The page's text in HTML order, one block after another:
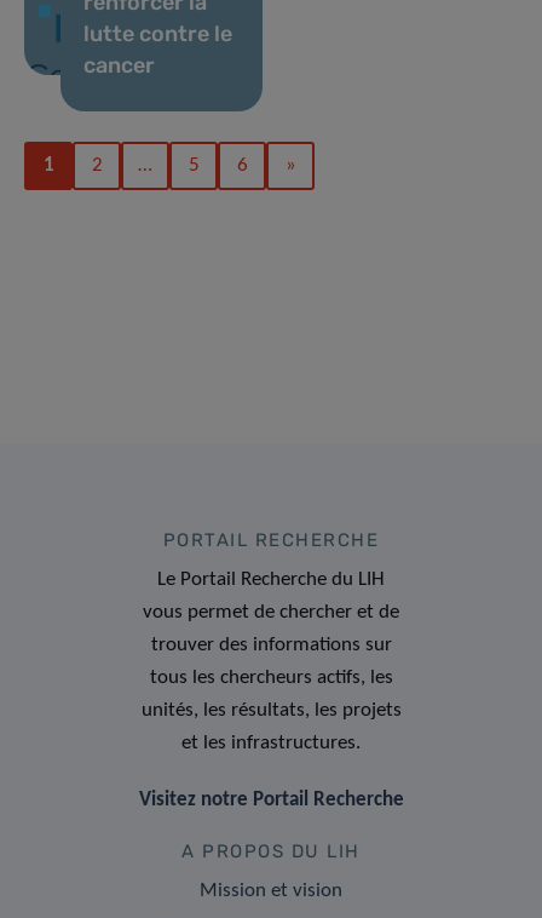
lutte contre le
cancer
1 2 … 5 6 »
PORTAIL RECHERCHE
Le Portail Recherche du LIH
vous permet de chercher et de
trouver des informations sur
tous les chercheurs actifs, les
unités, les résultats, les projets
et les infrastructures.
Visitez notre Portail Recherche
A PROPOS DU LIH
Mission et vision